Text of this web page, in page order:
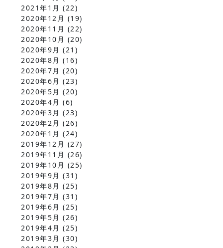
2021年1月 (22)
2020年12月 (19)
2020年11月 (22)
2020年10月 (20)
2020年9月 (21)
2020年8月 (16)
2020年7月 (20)
2020年6月 (23)
2020年5月 (20)
2020年4月 (6)
2020年3月 (23)
2020年2月 (26)
2020年1月 (24)
2019年12月 (27)
2019年11月 (26)
2019年10月 (25)
2019年9月 (31)
2019年8月 (25)
2019年7月 (31)
2019年6月 (25)
2019年5月 (26)
2019年4月 (25)
2019年3月 (30)